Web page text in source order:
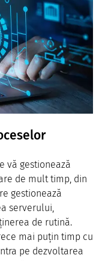
vă gestionează
de mult timp, din
gestionează
serverului,
de rutină.
mai puțin timp cu
pe dezvoltarea